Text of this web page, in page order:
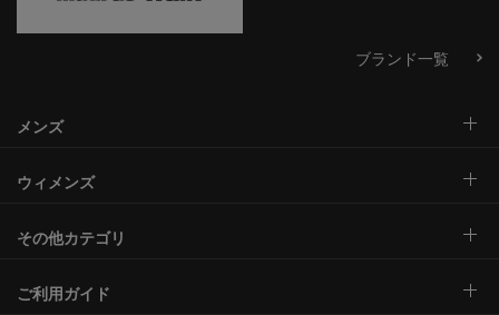
ブランド一覧
メンズ
ウィメンズ
その他カテゴリ
ご利用ガイド